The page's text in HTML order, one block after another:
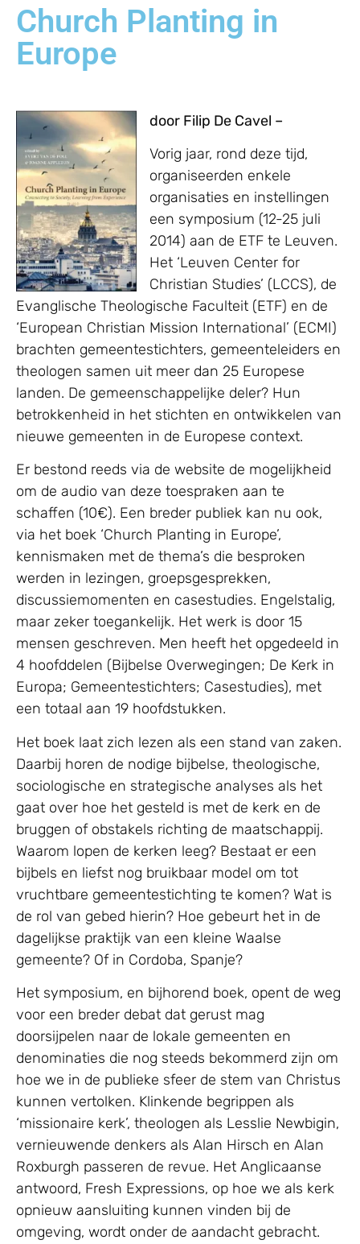
Church Planting in
Europe
door Filip De Cavel –
Vorig jaar, rond deze tijd,
organiseerden enkele
organisaties en instellingen
een symposium (12-25 juli
2014) aan de ETF te Leuven.
Het ‘Leuven Center for
Christian Studies’ (LCCS), de
Evanglische Theologische Faculteit (ETF) en de
‘European Christian Mission International’ (ECMI)
brachten gemeentestichters, gemeenteleiders en
theologen samen uit meer dan 25 Europese
landen. De gemeenschappelijke deler? Hun
betrokkenheid in het stichten en ontwikkelen van
nieuwe gemeenten in de Europese context.
Er bestond reeds via de website de mogelijkheid
om de audio van deze toespraken aan te
schaffen (10€). Een breder publiek kan nu ook,
via het boek ‘Church Planting in Europe’,
kennismaken met de thema’s die besproken
werden in lezingen, groepsgesprekken,
discussiemomenten en casestudies. Engelstalig,
maar zeker toegankelijk. Het werk is door 15
mensen geschreven. Men heeft het opgedeeld in
4 hoofddelen (Bijbelse Overwegingen; De Kerk in
Europa; Gemeentestichters; Casestudies), met
een totaal aan 19 hoofdstukken.
Het boek laat zich lezen als een stand van zaken.
Daarbij horen de nodige bijbelse, theologische,
sociologische en strategische analyses als het
gaat over hoe het gesteld is met de kerk en de
bruggen of obstakels richting de maatschappij.
Waarom lopen de kerken leeg? Bestaat er een
bijbels en liefst nog bruikbaar model om tot
vruchtbare gemeentestichting te komen? Wat is
de rol van gebed hierin? Hoe gebeurt het in de
dagelijkse praktijk van een kleine Waalse
gemeente? Of in Cordoba, Spanje?
Het symposium, en bijhorend boek, opent de weg
voor een breder debat dat gerust mag
doorsijpelen naar de lokale gemeenten en
denominaties die nog steeds bekommerd zijn om
hoe we in de publieke sfeer de stem van Christus
kunnen vertolken. Klinkende begrippen als
‘missionaire kerk’, theologen als Lesslie Newbigin,
vernieuwende denkers als Alan Hirsch en Alan
Roxburgh passeren de revue. Het Anglicaanse
antwoord, Fresh Expressions, op hoe we als kerk
opnieuw aansluiting kunnen vinden bij de
omgeving, wordt onder de aandacht gebracht.